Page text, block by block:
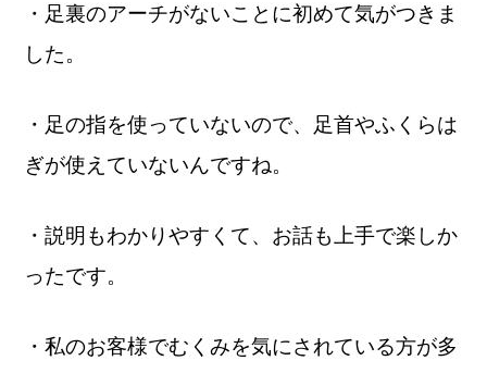
・足裏のアーチがないことに初めて気がつきま
した。
・足の指を使っていないので、足首やふくらは
ぎが使えていないんですね。
・説明もわかりやすくて、お話も上手で楽しか
ったです。
・私のお客様でむくみを気にされている方が多